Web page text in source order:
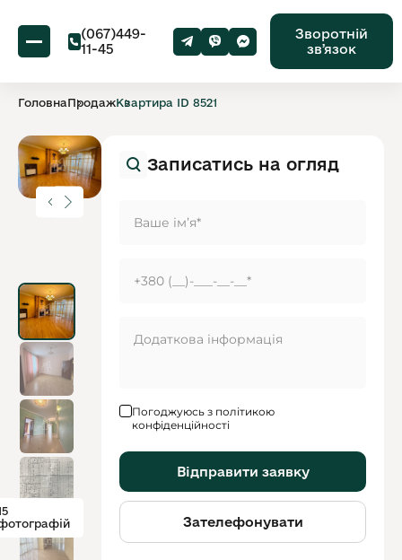
(067)449-
11-45
Зворотній
звʼязок
ГоловнаПродажКвартира ID 8521
Записатись на огляд
Погоджуюсь з політикою
конфіденційності
Відправити заявку
Зателефонувати